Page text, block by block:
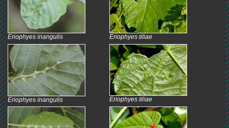
Eriophyes inangulis
Eriophyes inangulis
Eriophyes tiliae
Eriophyes tiliae